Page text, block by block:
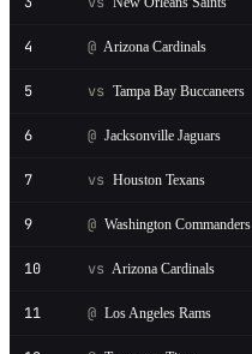
4 @ Arizona Cardinals
5 vs Tampa Bay Buccaneers
6 @ Jacksonville Jaguars
7 vs Houston Texans
9 @ Washington Commanders
10 vs Arizona Cardinals
11 @ Los Angeles Rams